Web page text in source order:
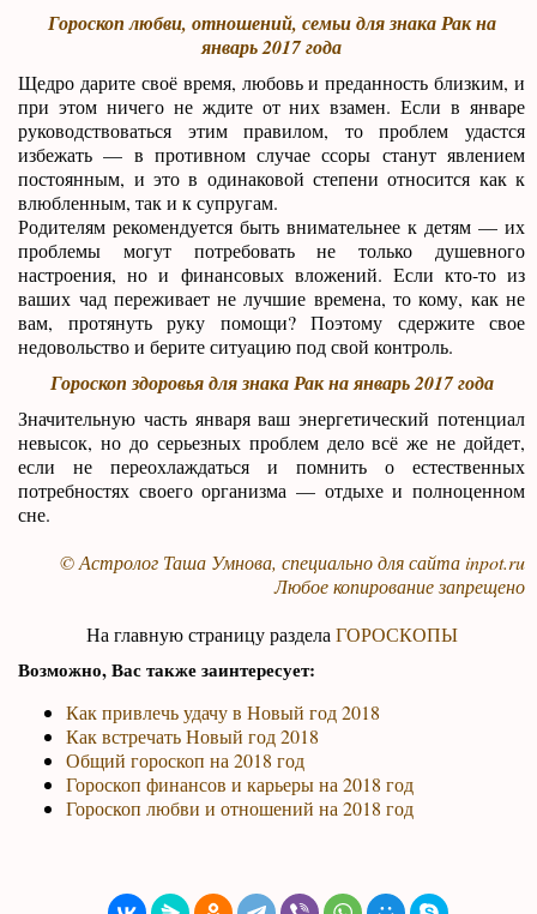
Гороскоп любви, отношений, семьи для знака Рак на
январь 2017 года
Щедро дарите своё время, любовь и преданность близким, и
при этом ничего не ждите от них взамен. Если в январе
руководствоваться этим правилом, то проблем удастся
избежать — в противном случае ссоры станут явлением
постоянным, и это в одинаковой степени относится как к
влюбленным, так и к супругам.
Родителям рекомендуется быть внимательнее к детям — их
проблемы могут потребовать не только душевного
настроения, но и финансовых вложений. Если кто-то из
ваших чад переживает не лучшие времена, то кому, как не
вам, протянуть руку помощи? Поэтому сдержите свое
недовольство и берите ситуацию под свой контроль.
Гороскоп здоровья для знака Рак на январь 2017 года
Значительную часть января ваш энергетический потенциал
невысок, но до серьезных проблем дело всё же не дойдет,
если не переохлаждаться и помнить о естественных
потребностях своего организма — отдыхе и полноценном
сне.
© Астролог Таша Умнова, специально для сайтаinpot.ru
Любое копирование запрещено
На главную страницу раздела ГОРОСКОПЫ
Возможно, Вас также заинтересует:
Как привлечь удачу в Новый год 2018
Как встречать Новый год 2018
Общий гороскоп на 2018 год
Гороскоп финансов и карьеры на 2018 год
Гороскоп любви и отношений на 2018 год